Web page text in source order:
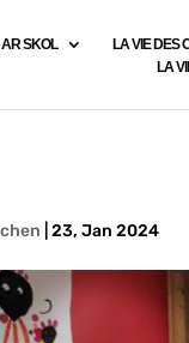
AR SKOL LA VIE DES
LA
|23, Jan 2024